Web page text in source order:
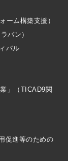
ーム構築支援）
バン）
バル
」（TICAD9関
促進等のための